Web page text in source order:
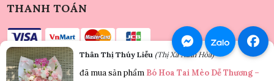
THANH TOÁN
Thân Thị Thúy Liễu (Thị Xã Ninh Hòa)
đã mua sản phẩm Bó Hoa Tai Mèo Dễ Thương –